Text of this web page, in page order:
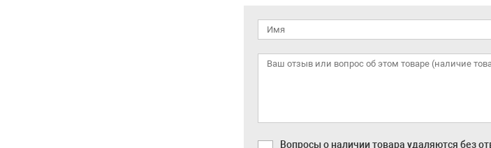
Вопросы о наличии товара удаляются без